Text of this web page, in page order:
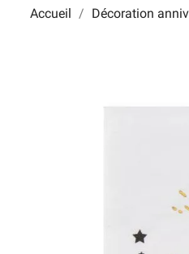
Accueil Décoration